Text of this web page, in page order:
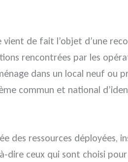
vient de fait l’objet d’une
rencontrées par les
dans un local neuf ou
commun et national
des ressources déployées,
dire ceux qui sont choisi